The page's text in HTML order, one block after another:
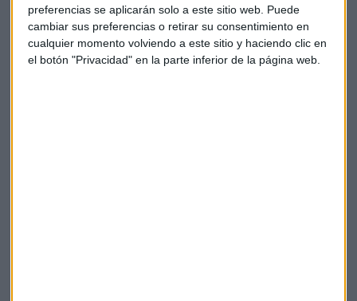
preferencias se aplicarán solo a este sitio web. Puede
cambiar sus preferencias o retirar su consentimiento en
cualquier momento volviendo a este sitio y haciendo clic en
el botón "Privacidad" en la parte inferior de la página web.
"Hay un millón trescientas mil personas en España que han
accedido a la plataforma de formación de Microsoft" nos
comenta Enrique Ruiz que considera que es muy sencillo